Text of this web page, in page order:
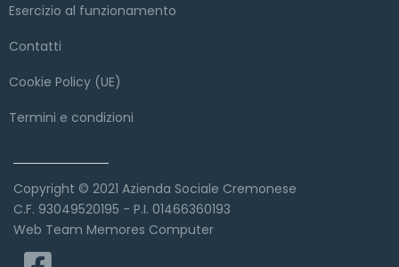
Esercizio al funzionamento
Contatti
Cookie Policy (UE)
Termini e condizioni
Copyright © 2021 Azienda Sociale Cremonese
C.F. 93049520195 - P.I. 01466360193
Web Team Memores Computer